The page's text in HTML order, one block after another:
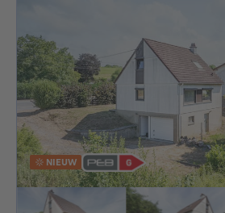
NIEUW